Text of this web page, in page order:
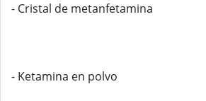
- Cristal de metanfetamina
- Ketamina en polvo